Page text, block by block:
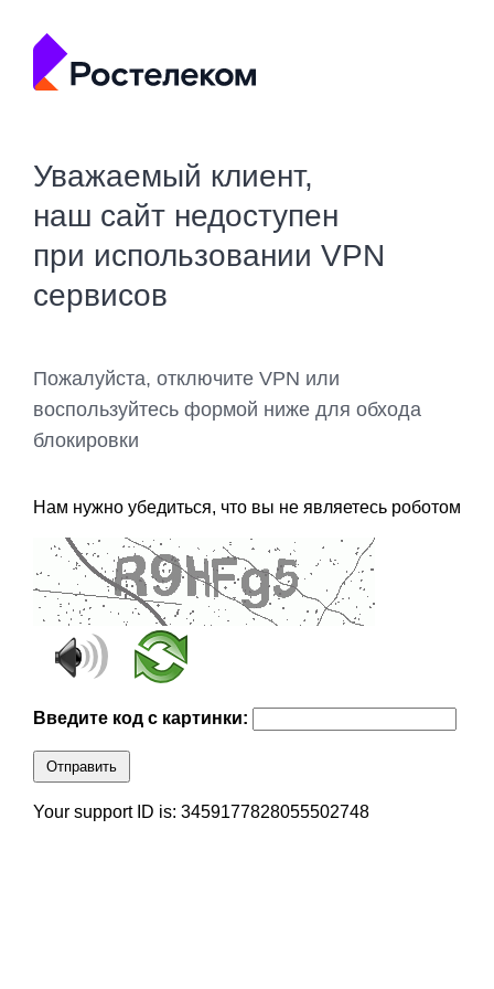
Уважаемый клиент,
наш сайт недоступен
при использовании VPN
сервисов
Пожалуйста, отключите VPN или
воспользуйтесь формой ниже для обхода
блокировки
Нам нужно убедиться, что вы не являетесь роботом
Введите код с картинки:
Отправить
Your support ID is: 3459177828055502748